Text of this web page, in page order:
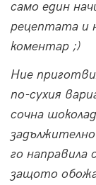
само един
рецептата и
коментар ;)
Ние
по-сухия
сочна
го направила
защото